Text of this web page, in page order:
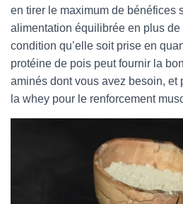
en tirer le maximum de bénéfices
alimentation équilibrée en plus
condition qu’elle soit prise en
protéine de pois peut fournir la
aminés dont vous avez besoin, et
la whey pour le renforcement